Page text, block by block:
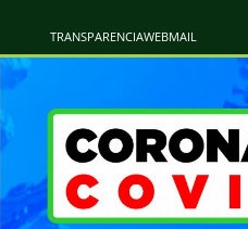
TRANSPARENCIAWEBMAIL